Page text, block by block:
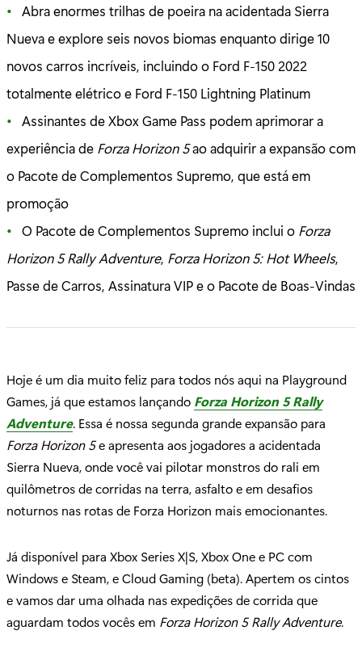
Abra enormes trilhas de poeira na acidentada Sierra
Nueva e explore seis novos biomas enquanto dirige 10
novos carros incríveis, incluindo o Ford F-150 2022
totalmente elétrico e Ford F-150 Lightning Platinum
Assinantes de Xbox Game Pass podem aprimorar a
experiência de Forza Horizon 5ao adquirir a expansão com
o Pacote de Complementos Supremo, que está em
promoção
O Pacote de Complementos Supremo inclui o Forza
Horizon 5 Rally Adventure, Forza Horizon 5: Hot Wheels,
Passe de Carros, Assinatura VIP e o Pacote de Boas-Vindas
Hoje é um dia muito feliz para todos nós aqui na Playground
Games, já que estamos lançando Forza Horizon 5 Rally
Adventure. Essa é nossa segunda grande expansão para
Forza Horizon 5e apresenta aos jogadores a acidentada
Sierra Nueva, onde você vai pilotar monstros do rali em
quilômetros de corridas na terra, asfalto e em desafios
noturnos nas rotas de Forza Horizon mais emocionantes.
Já disponível para Xbox Series X|S, Xbox One e PC com
Windows e Steam, e Cloud Gaming (beta). Apertem os cintos
e vamos dar uma olhada nas expedições de corrida que
aguardam todos vocês em Forza Horizon 5 Rally Adventure.